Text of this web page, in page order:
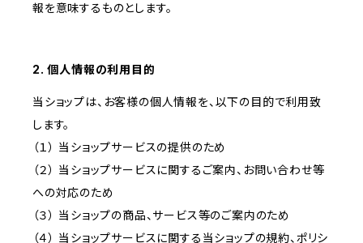
報を意味するものとします。
2. 個人情報の利用目的
当ショップは、お客様の個人情報を、以下の目的で利用致
します。
（１） 当ショップサービスの提供のため
（２） 当ショップサービスに関するご案内、お問い合わせ等
への対応のため
（３） 当ショップの商品、サービス等のご案内のため
（４） 当ショップサービスに関する当ショップの規約、ポリシ